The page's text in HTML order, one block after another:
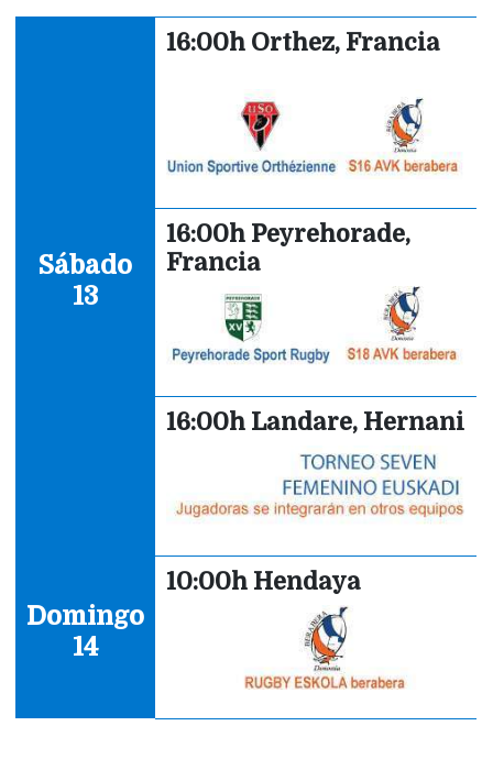
Sábado
13
16:00h Orthez, Francia
16:00h Peyrehorade,
Francia
16:00h Landare, Hernani
Domingo
14
10:00h Hendaya